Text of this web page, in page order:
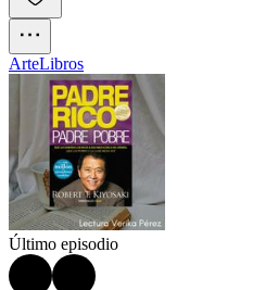
ArteLibros
Último episodio